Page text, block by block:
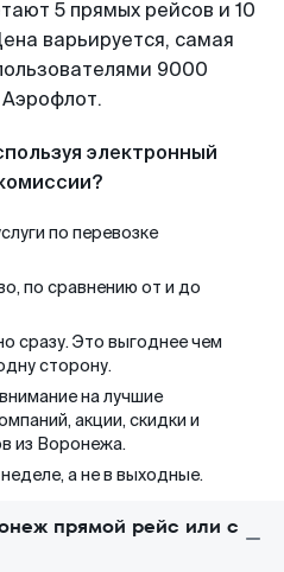
5 прямых рейсов и 10
варьируется, самая
9000
электронный
по перевозке
по сравнению от и до
сразу. Это выгоднее чем
сторону.
на лучшие
акции, скидки и
из Воронежа.
а не в выходные.
прямой рейс или с